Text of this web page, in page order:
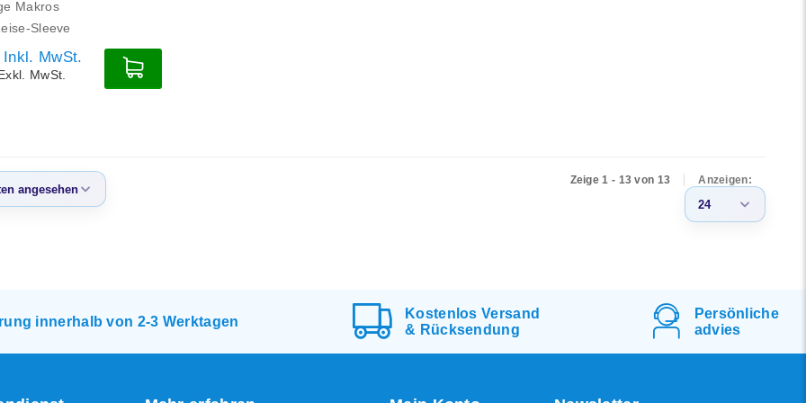
Makros
Sleeve
Inkl. MwSt.
MwSt.
angesehen
Preis
Zeige 1 - 13 von 13 Anzeigen:
24
12
innerhalb von 2-3 Werktagen
KostenlosVersand
& Rücksendung
Persönliche
advies